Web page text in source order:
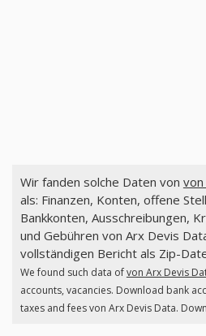
Wir fanden solche Daten von von
als: Finanzen, Konten, offene
Bankkonten, Ausschreibungen,
und Gebühren von Arx Devis
vollständigen Bericht als Zip-
We found such data ofvon Arx Devis
accounts, vacancies. Download bank
taxes and fees von Arx Devis Data.